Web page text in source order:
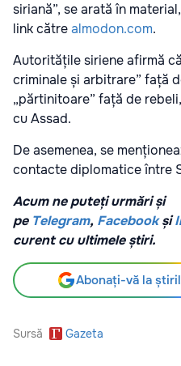
siriană”, se arată în
link cătrealmodon.com.
Autoritățile siriene afirmă
criminale și arbitrare” față
„părtinitoare” față de
cu Assad.
De asemenea, se
contacte diplomatice între
Acum ne puteți urmări și
pe Telegram, Facebook și
curent cu ultimele știri.
Abonați-vă la
Sursă Gazeta